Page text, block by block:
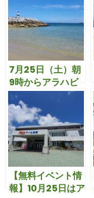
7月25日（土）朝
9時からアラハビ
ーチで無料ヨガレ
ッスンやります♪
【無料イベント情
報】10月25日はア